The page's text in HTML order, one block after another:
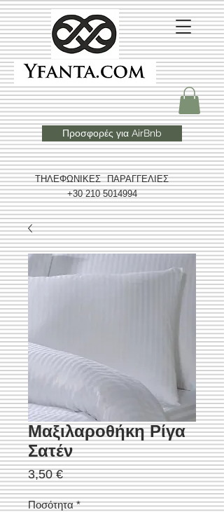
ΤΗΛΕΦΩΝΙΚΕΣ ΠΑΡΑΓΓΕΛΙΕΣ
+30 210 5014994
Προσφορές για AirBnb
Μαξιλαροθήκη Ρίγα
Σατέν
3,50 €Τιμή
Ποσότητα *